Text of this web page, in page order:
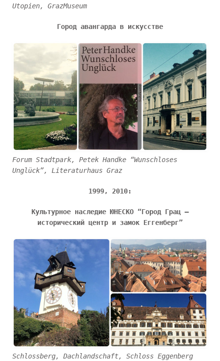
Utopien, GrazMuseum
Город авангарда в искусстве
Forum Stadtpark, Petek Handke “Wunschloses
Unglück”, Literaturhaus Graz
1999, 2010:
Культурное наследие ЮНЕСКО “Город Грац –
исторический центр и замок Еггенберг”
Schlossberg, Dachlandschaft, Schloss Eggenberg